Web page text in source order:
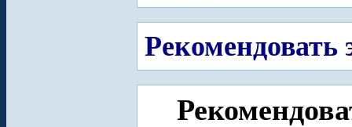
Рекомендовать